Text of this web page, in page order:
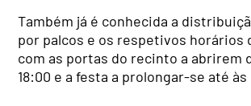
Também já é conhecida a
por palcos e os respetivos horários
com as portas do recinto a abrirem
18:00 e a festa a prolongar-se até às